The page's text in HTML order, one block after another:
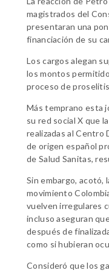
magistrados del
presentaran una
financiación de su
Los cargos alegan
los montos
proceso de
Más temprano esta
su red social X que
realizadas al Centro
de origen español
de Salud Sanitas,
Sin embargo, acotó,
movimiento
vuelven irregulares
incluso aseguran
después de
como si hubieran
Consideró que los